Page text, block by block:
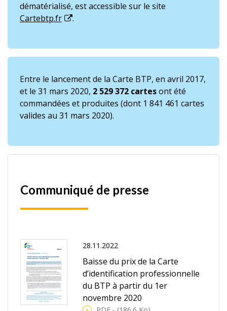
dématérialisé, est accessible sur le site
Cartebtp.fr
.
Entre le lancement de la Carte BTP, en avril 2017,
et le 31 mars 2020, 2 529 372 cartesont été
commandées et produites (dont 1 841 461 cartes
valides au 31 mars 2020).
Communiqué de presse
28.11.2022
Baisse du prix de la Carte
d’identification professionnelle
du BTP à partir du 1er
novembre 2020